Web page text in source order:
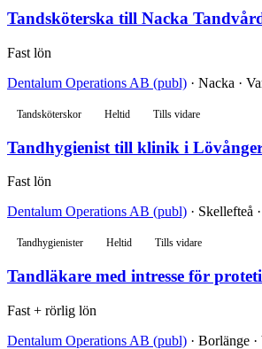
Tandsköterska till Nacka
Fast lön
Dentalum Operations AB (publ) · Nacka ·
Tandsköterskor Heltid Tills vidare
Tandhygienist till klinik i
Fast lön
Dentalum Operations AB (publ) · Skellefteå
Tandhygienister Heltid Tills vidare
Tandläkare med intresse för
Fast + rörlig lön
Dentalum Operations AB (publ) · Borlänge